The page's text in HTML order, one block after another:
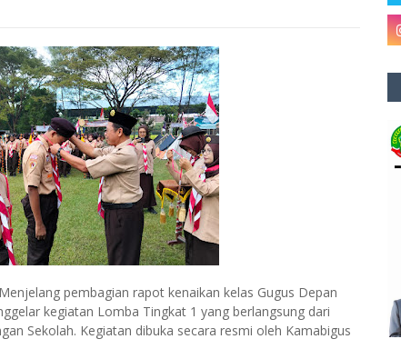
pembagian rapot kenaikan kelas Gugus Depan
kegiatan Lomba Tingkat 1 yang berlangsung dari
Sekolah. Kegiatan dibuka secara resmi oleh Kamabigus